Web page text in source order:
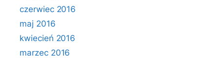
czerwiec 2016
maj 2016
kwiecień 2016
marzec 2016